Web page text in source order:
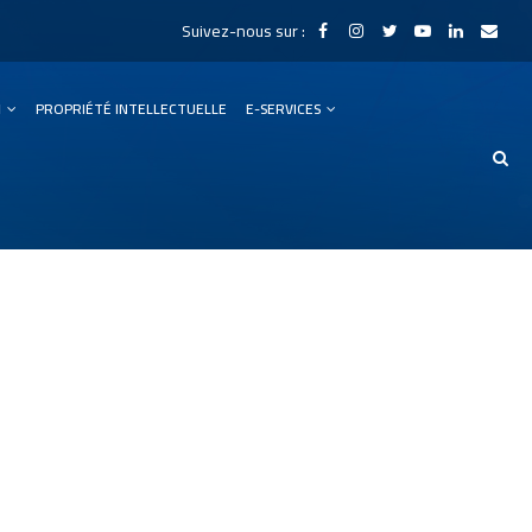
Suivez-nous sur :
PROPRIÉTÉ INTELLECTUELLE E-SERVICES